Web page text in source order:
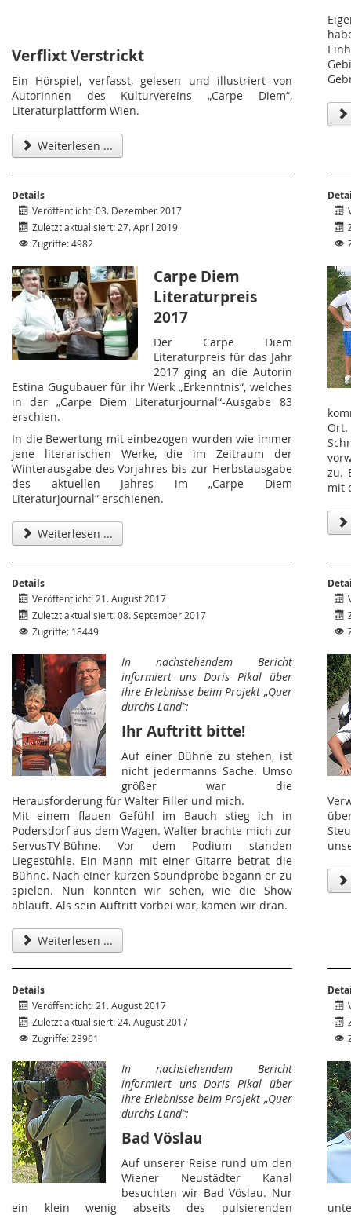
Verflixt Verstrickt
Ein Hörspiel, verfasst, gelesen und illustriert von
AutorInnen des Kulturvereins „Carpe Diem“,
Literaturplattform Wien.
Weiterlesen ...
Details
Veröffentlicht: 03. Dezember 2017
Zuletzt aktualisiert: 27. April 2019
Zugriffe: 4982
Carpe Diem
Literaturpreis
2017
Der Carpe Diem
Literaturpreis für das Jahr
2017 ging an die Autorin
Estina Gugubauer für ihr Werk „Erkenntnis“, welches
in der „Carpe Diem Literaturjournal“-Ausgabe 83
erschien.
In die Bewertung mit einbezogen wurden wie immer
jene literarischen Werke, die im Zeitraum der
Winterausgabe des Vorjahres bis zur Herbstausgabe
des aktuellen Jahres im „Carpe Diem
Literaturjournal“ erschienen.
Weiterlesen ...
Ort.
zu.
mit
Details
Veröffentlicht: 21. August 2017
Zuletzt aktualisiert: 08. September 2017
Zugriffe: 18449
In nachstehendem Bericht
informiert uns Doris Pikal über
ihre Erlebnisse beim Projekt „Quer
durchs Land“:
Ihr Auftritt bitte!
Auf einer Bühne zu stehen, ist
nicht jedermanns Sache. Umso
größer war die
Herausforderung für Walter Filler und mich.
Mit einem flauen Gefühl im Bauch stieg ich in
Podersdorf aus dem Wagen. Walter brachte mich zur
ServusTV-Bühne. Vor dem Podium standen
Liegestühle. Ein Mann mit einer Gitarre betrat die
Bühne. Nach einer kurzen Soundprobe begann er zu
spielen. Nun konnten wir sehen, wie die Show
abläuft. Als sein Auftritt vorbei war, kamen wir dran.
Weiterlesen ...
Details
Veröffentlicht: 21. August 2017
Zuletzt aktualisiert: 24. August 2017
Zugriffe: 28961
In nachstehendem Bericht
informiert uns Doris Pikal über
ihre Erlebnisse beim Projekt „Quer
durchs Land“:
Bad Vöslau
Auf unserer Reise rund um den
Wiener Neustädter Kanal
besuchten wir Bad Vöslau. Nur
ein klein wenig abseits des pulsierenden